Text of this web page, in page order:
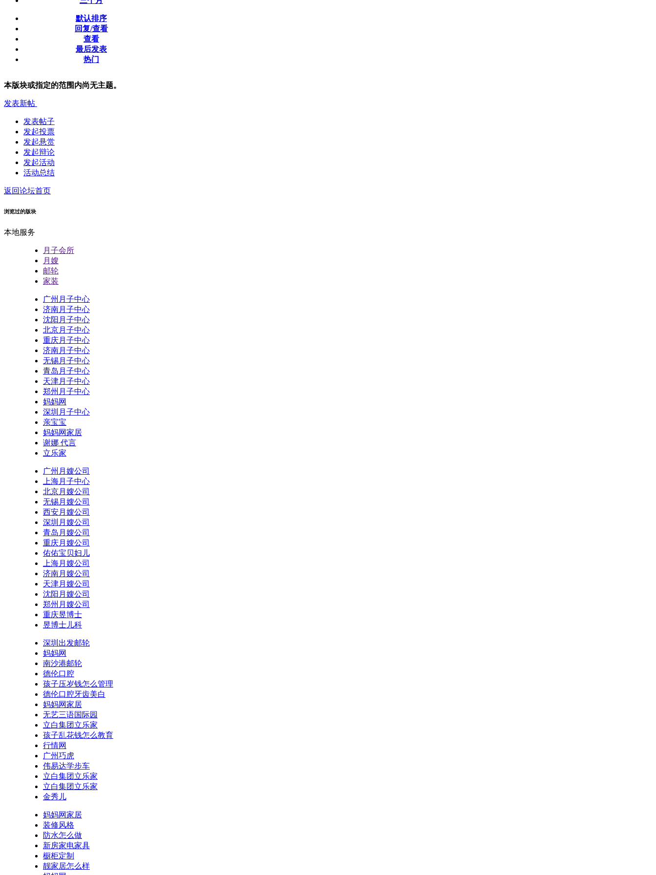
默认排序
回复/查看
查看
最后发表
热门
本版块或指定的范围内尚无主题。
发表新帖
发表帖子
发起投票
发起悬赏
发起辩论
发起活动
活动总结
返回论坛首页
浏览过的版块
本地服务
月子会所
月嫂
邮轮
家装
广州月子中心
济南月子中心
沈阳月子中心
北京月子中心
重庆月子中心
济南月子中心
无锡月子中心
青岛月子中心
天津月子中心
郑州月子中心
妈妈网
深圳月子中心
亲宝宝
妈妈网家居
谢娜 代言
立乐家
广州月嫂公司
上海月子中心
北京月嫂公司
无锡月嫂公司
西安月嫂公司
深圳月嫂公司
青岛月嫂公司
重庆月嫂公司
佑佑宝贝妇儿
上海月嫂公司
济南月嫂公司
天津月嫂公司
沈阳月嫂公司
郑州月嫂公司
重庆昱博士
昱博士儿科
深圳出发邮轮
妈妈网
南沙港邮轮
德伦口腔
孩子压岁钱怎么管理
德伦口腔牙齿美白
妈妈网家居
无艺三语国际园
立白集团立乐家
孩子乱花钱怎么教育
行情网
广州巧虎
伟易达学步车
立白集团立乐家
立白集团立乐家
金秀儿
妈妈网家居
装修风格
防水怎么做
新房家电家具
橱柜定制
靓家居怎么样